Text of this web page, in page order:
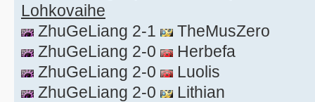
Lohkovaihe
ZhuGeLiang 2-1
TheMusZero
ZhuGeLiang 2-0
Herbefa
ZhuGeLiang 2-0
Luolis
ZhuGeLiang 2-0
Lithian